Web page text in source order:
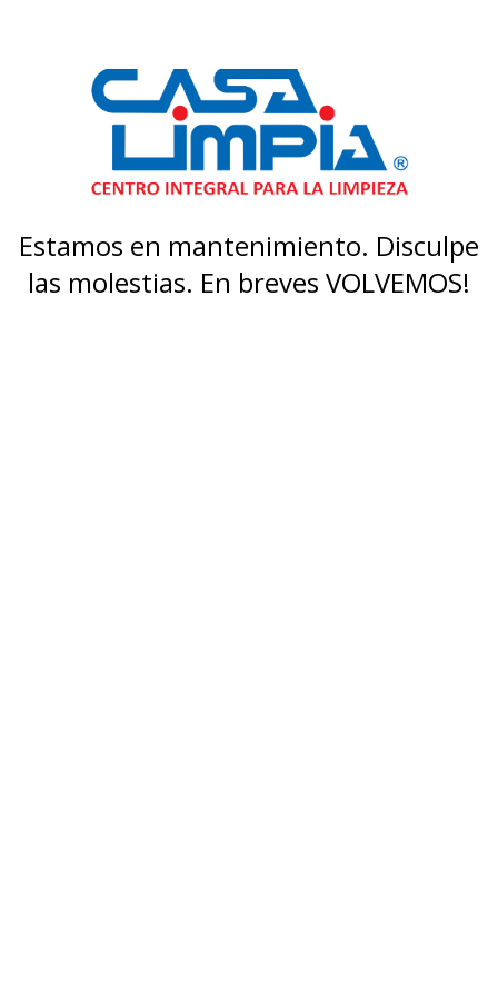
Estamos en mantenimiento. Disculpe
las molestias. En breves VOLVEMOS!